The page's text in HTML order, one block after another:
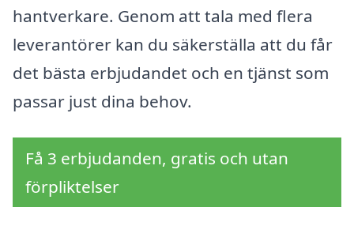
hantverkare. Genom att tala med flera
leverantörer kan du säkerställa att du får
det bästa erbjudandet och en tjänst som
passar just dina behov.
Få 3 erbjudanden, gratis och utan
förpliktelser